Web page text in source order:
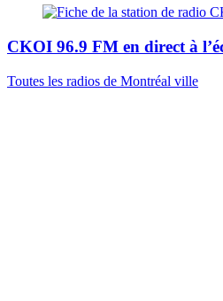
CKOI 96.9 FM en direct à
Toutes les radios de Montréal ville